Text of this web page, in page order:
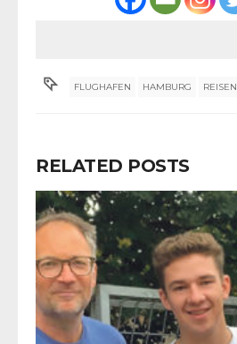
FLUGHAFEN HAMBURG REISEN
RELATED POSTS